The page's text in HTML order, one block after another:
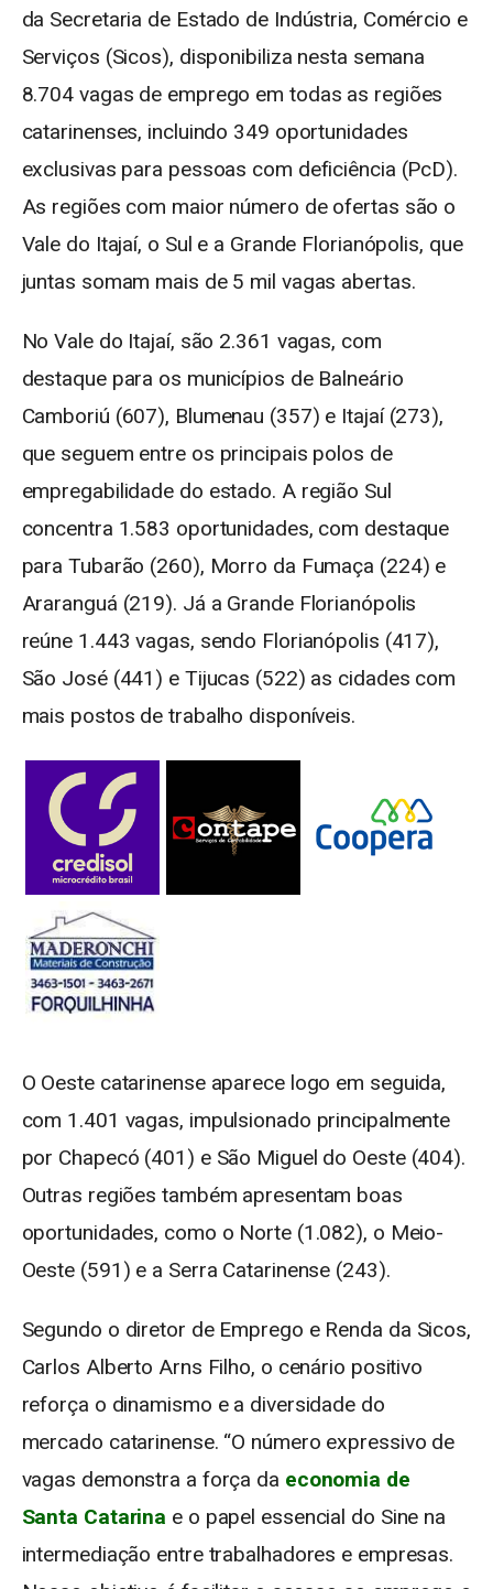
da Secretaria de Estado de Indústria, Comércio e
Serviços (Sicos), disponibiliza nesta semana
8.704 vagas de emprego em todas as regiões
catarinenses, incluindo 349 oportunidades
exclusivas para pessoas com deficiência (PcD).
As regiões com maior número de ofertas são o
Vale do Itajaí, o Sul e a Grande Florianópolis, que
juntas somam mais de 5 mil vagas abertas.
No Vale do Itajaí, são 2.361 vagas, com
destaque para os municípios de Balneário
Camboriú (607), Blumenau (357) e Itajaí (273),
que seguem entre os principais polos de
empregabilidade do estado. A região Sul
concentra 1.583 oportunidades, com destaque
para Tubarão (260), Morro da Fumaça (224) e
Araranguá (219). Já a Grande Florianópolis
reúne 1.443 vagas, sendo Florianópolis (417),
São José (441) e Tijucas (522) as cidades com
mais postos de trabalho disponíveis.
O Oeste catarinense aparece logo em seguida,
com 1.401 vagas, impulsionado principalmente
por Chapecó (401) e São Miguel do Oeste (404).
Outras regiões também apresentam boas
oportunidades, como o Norte (1.082), o Meio-
Oeste (591) e a Serra Catarinense (243).
Segundo o diretor de Emprego e Renda da Sicos,
Carlos Alberto Arns Filho, o cenário positivo
reforça o dinamismo e a diversidade do
mercado catarinense. “O número expressivo de
vagas demonstra a força da economia de
Santa Catarina e o papel essencial do Sine na
intermediação entre trabalhadores e empresas.